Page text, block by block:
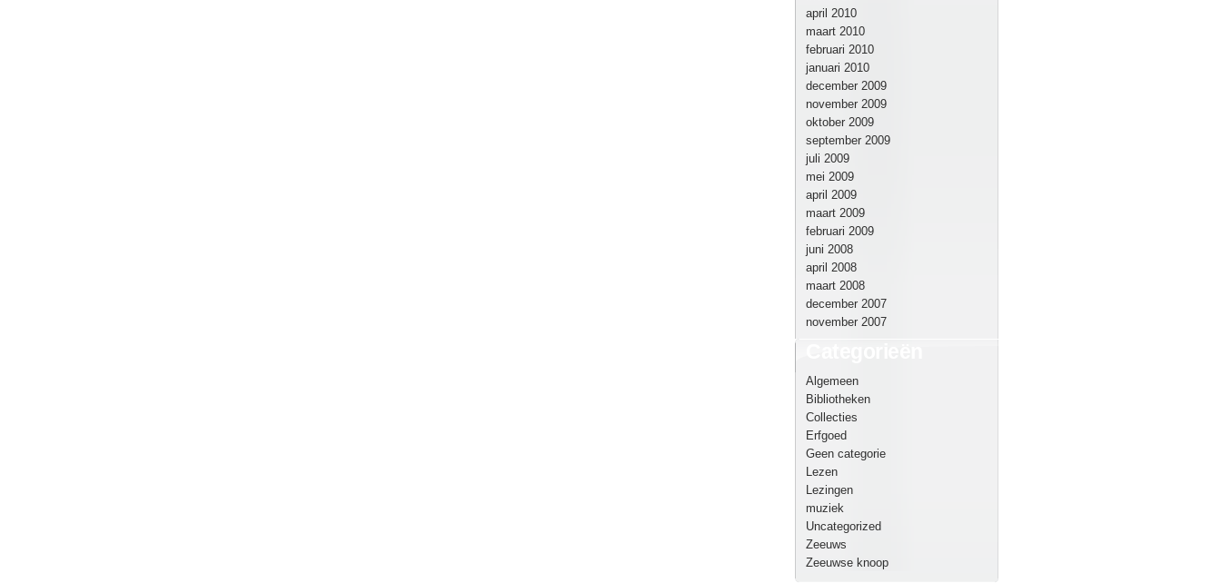
april 2010
maart 2010
februari 2010
januari 2010
december 2009
november 2009
oktober 2009
september 2009
juli 2009
mei 2009
april 2009
maart 2009
februari 2009
juni 2008
april 2008
maart 2008
december 2007
november 2007
Algemeen
Bibliotheken
Collecties
Erfgoed
Geen categorie
Lezen
Lezingen
muziek
Uncategorized
Zeeuws
Zeeuwse knoop